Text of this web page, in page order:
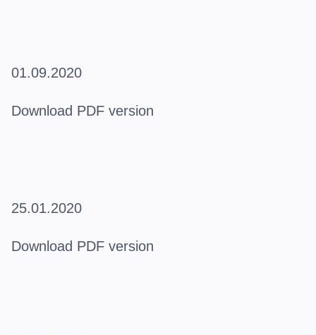
01.09.2020
Download PDF version
25.01.2020
Download PDF version